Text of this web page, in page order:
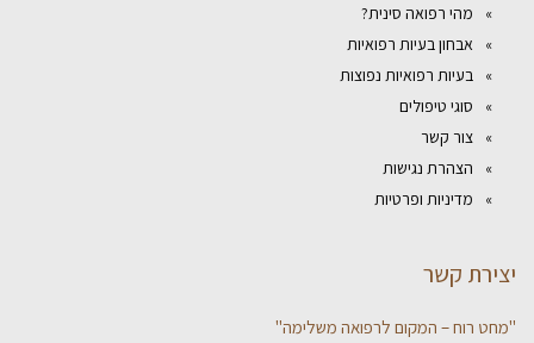
מהי רפואה סינית?
אבחון בעיות רפואיות
בעיות רפואיות נפוצות
סוגי טיפולים
צור קשר
הצהרת נגישות
מדיניות ופרטיות
יצירת קשר
"מחט רוח – המקום לרפואה משלימה"